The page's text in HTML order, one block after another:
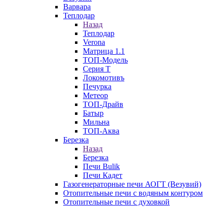
Варвара
Теплодар
Назад
Теплодар
Verona
Матрица 1.1
ТОП-Модель
Серия Т
Локомотивъ
Печурка
Метеор
ТОП-Драйв
Батыр
Мильна
ТОП-Аква
Березка
Назад
Березка
Печи Bulik
Печи Кадет
Газогенераторные печи АОГТ (Везувий)
Отопительные печи с водяным контуром
Отопительные печи с духовкой